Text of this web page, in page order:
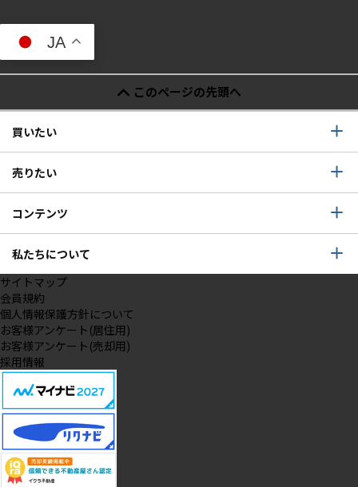
JA
このページの先頭へ
買いたい
売りたい
コンテンツ
私たちについて
サイトマップ
会員規約
個人情報保護方針について
お客様アンケート(居住用)
お客様アンケート(売却用)
採用情報